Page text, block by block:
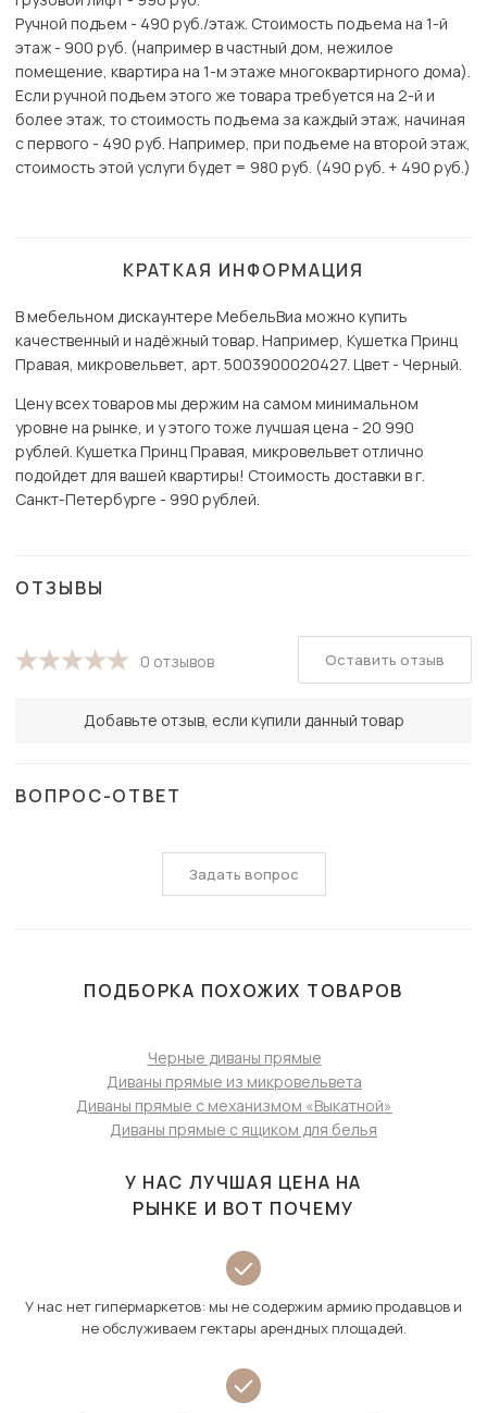
Ручной подъем - 490 руб./этаж. Стоимость подъема на 1-й
этаж - 900 руб. (например в частный дом, нежилое
помещение, квартира на 1-м этаже многоквартирного дома).
Если ручной подъем этого же товара требуется на 2-й и
более этаж, то стоимость подъема за каждый этаж, начиная
с первого - 490 руб. Например, при подъеме на второй этаж,
стоимость этой услуги будет = 980 руб. (490 руб. + 490 руб.)
КРАТКАЯ ИНФОРМАЦИЯ
В мебельном дискаунтере МебельВиа можно купить
качественный и надёжный товар. Например, Кушетка Принц
Правая, микровельвет, арт. 5003900020427. Цвет - Черный.
Цену всех товаров мы держим на самом минимальном
уровне на рынке, и у этого тоже лучшая цена - 20 990
рублей. Кушетка Принц Правая, микровельвет отлично
подойдет для вашей квартиры! Стоимость доставки в г.
Санкт-Петербурге - 990 рублей.
ОТЗЫВЫ
0 отзывов
Добавьте отзыв, если купили данный товар
Оставить отзыв
ВОПРОС-ОТВЕТ
Задать вопрос
ПОДБОРКА ПОХОЖИХ ТОВАРОВ
Черные диваны прямые
Диваны прямые из микровельвета
Диваны прямые с механизмом «Выкатной»
Диваны прямые с ящиком для белья
У НАС ЛУЧШАЯ ЦЕНА НА
РЫНКЕ И ВОТ ПОЧЕМУ
У нас нет гипермаркетов: мы не содержим армию продавцов и
не обслуживаем гектары арендных площадей.